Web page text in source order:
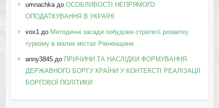
umnachkaдо ОСОБЛИВОСТІ НЕПРЯМОГО
ОПОДАТКУВАННЯ В УКРАЇНІ
vox1 до Методичні засади побудови стратегії розвитку
туризму в малих містах Рівненщини
anny3845до ПРИЧИНИ ТА НАСЛІДКИ ФОРМУВАННЯ
ДЕРЖАВНОГО БОРГУ КРАЇНИ У КОНТЕКСТІ РЕАЛІЗАЦІЇ
БОРГОВОЇ ПОЛІТИКИ